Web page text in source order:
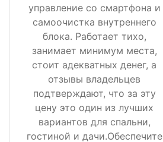
управление со смартфона и
самоочистка внутреннего
блока. Работает тихо,
занимает минимум места,
стоит адекватных денег, а
отзывы владельцев
подтверждают, что за эту
цену это один из лучших
вариантов для спальни,
гостиной и дачи.Обеспечите